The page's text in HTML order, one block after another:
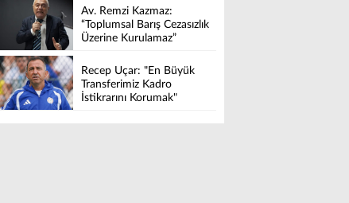
Av. Remzi Kazmaz:
“Toplumsal Barış Cezasızlık
Üzerine Kurulamaz”
Recep Uçar: "En Büyük
Transferimiz Kadro
İstikrarını Korumak"